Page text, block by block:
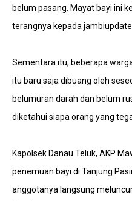
belum pasang. Mayat bayi ini
terangnya kepada
Sementara itu, beberapa
itu baru saja dibuang oleh
belumuran darah dan belum
diketahui siapa orang yang
Kapolsek Danau Teluk, AKP
penemuan bayi di Tanjung
anggotanya langsung